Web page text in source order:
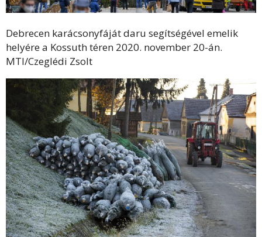
Debrecen karácsonyfáját daru segítségével emelik
helyére a Kossuth téren 2020. november 20-án.
MTI/Czeglédi Zsolt